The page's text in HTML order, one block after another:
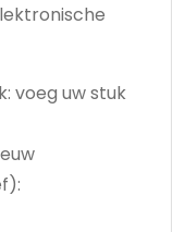
voeg uw stuk